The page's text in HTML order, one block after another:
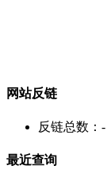
网站反链
反链总数： -
最近查询